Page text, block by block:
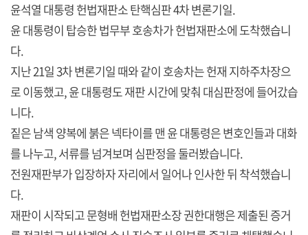
윤석열 대통령 헌법재판소 탄핵심판 4차 변론기일.
윤 대통령이 탑승한 법무부 호송차가 헌법재판소에 도착했습니
다.
지난 21일 3차 변론기일 때와 같이 호송차는 헌재 지하주차장으
로 이동했고, 윤 대통령도 재판 시간에 맞춰 대심판정에 들어갔습
니다.
짙은 남색 양복에 붉은 넥타이를 맨 윤 대통령은 변호인들과 대화
를 나누고, 서류를 넘겨보며 심판정을 둘러봤습니다.
전원재판부가 입장하자 자리에서 일어나 인사한 뒤 착석했습니
다.
재판이 시작되고 문형배 헌법재판소장 권한대행은 제출된 증거